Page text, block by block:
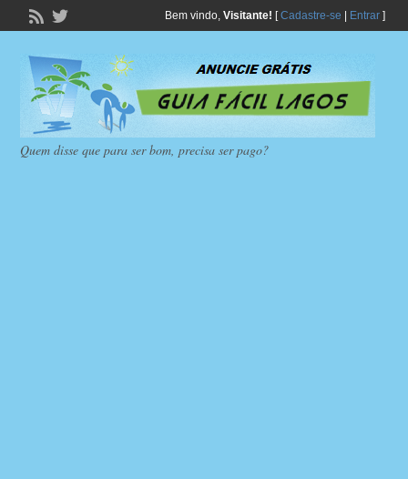
Bem vindo, Visitante! [Cadastre-se Entrar]
Quem disse que para ser bom, precisa ser pago?